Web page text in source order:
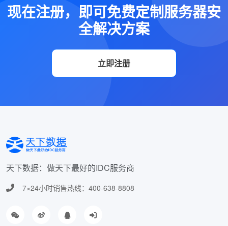
现在注册，即可免费定制服务器安
全解决方案
立即注册
天下数据：做天下最好的IDC服务商
7×24小时销售热线：400-638-8808